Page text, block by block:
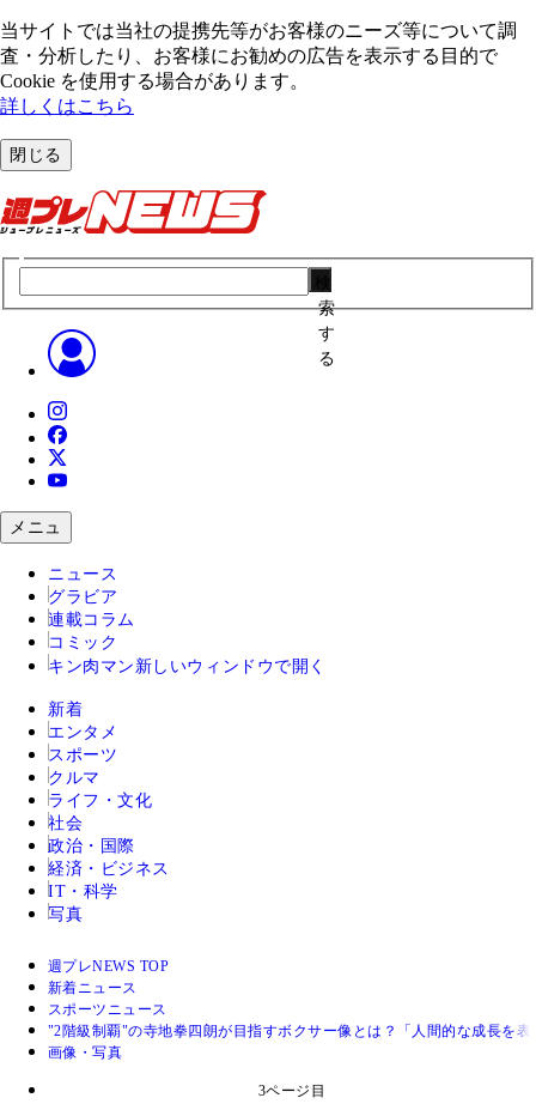
当サイトでは当社の提携先等がお客様のニーズ等について調
査・分析したり、お客様にお勧めの広告を表⽰する⽬的で
Cookie を使⽤する場合があります。
詳しくはこちら
閉じる
索
す
る
メニュ
ニュース
グラビア
連載コラム
コミック
キン肉マン 新しいウィンドウで開く
新着
エンタメ
スポーツ
クルマ
ライフ・文化
社会
政治・国際
経済・ビジネス
IT・科学
写真
週プレNEWS TOP
新着ニュース
スポーツニュース
"2階級制覇"の寺地拳四朗が目指すボクサー像とは？「人間的な成長を
画像・写真
3ページ目